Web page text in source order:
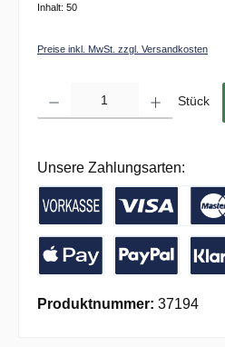
Inhalt: 50
Preise inkl. MwSt. zzgl. Versandkosten
Stück
Unsere Zahlungsarten:
Vorkasse / Banküberweisung
Kreditkarte
Produktnummer: 37194